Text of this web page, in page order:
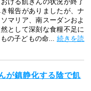
ける飢きんの状況が終了
報告がありましたが、ナ
マリア、南スーダンおよ
として深刻な食糧不足に
の子どもの命... 続きを読
が鎮静化する陰で飢